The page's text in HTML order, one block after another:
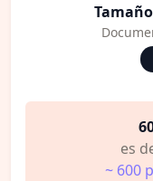
es
~ 600